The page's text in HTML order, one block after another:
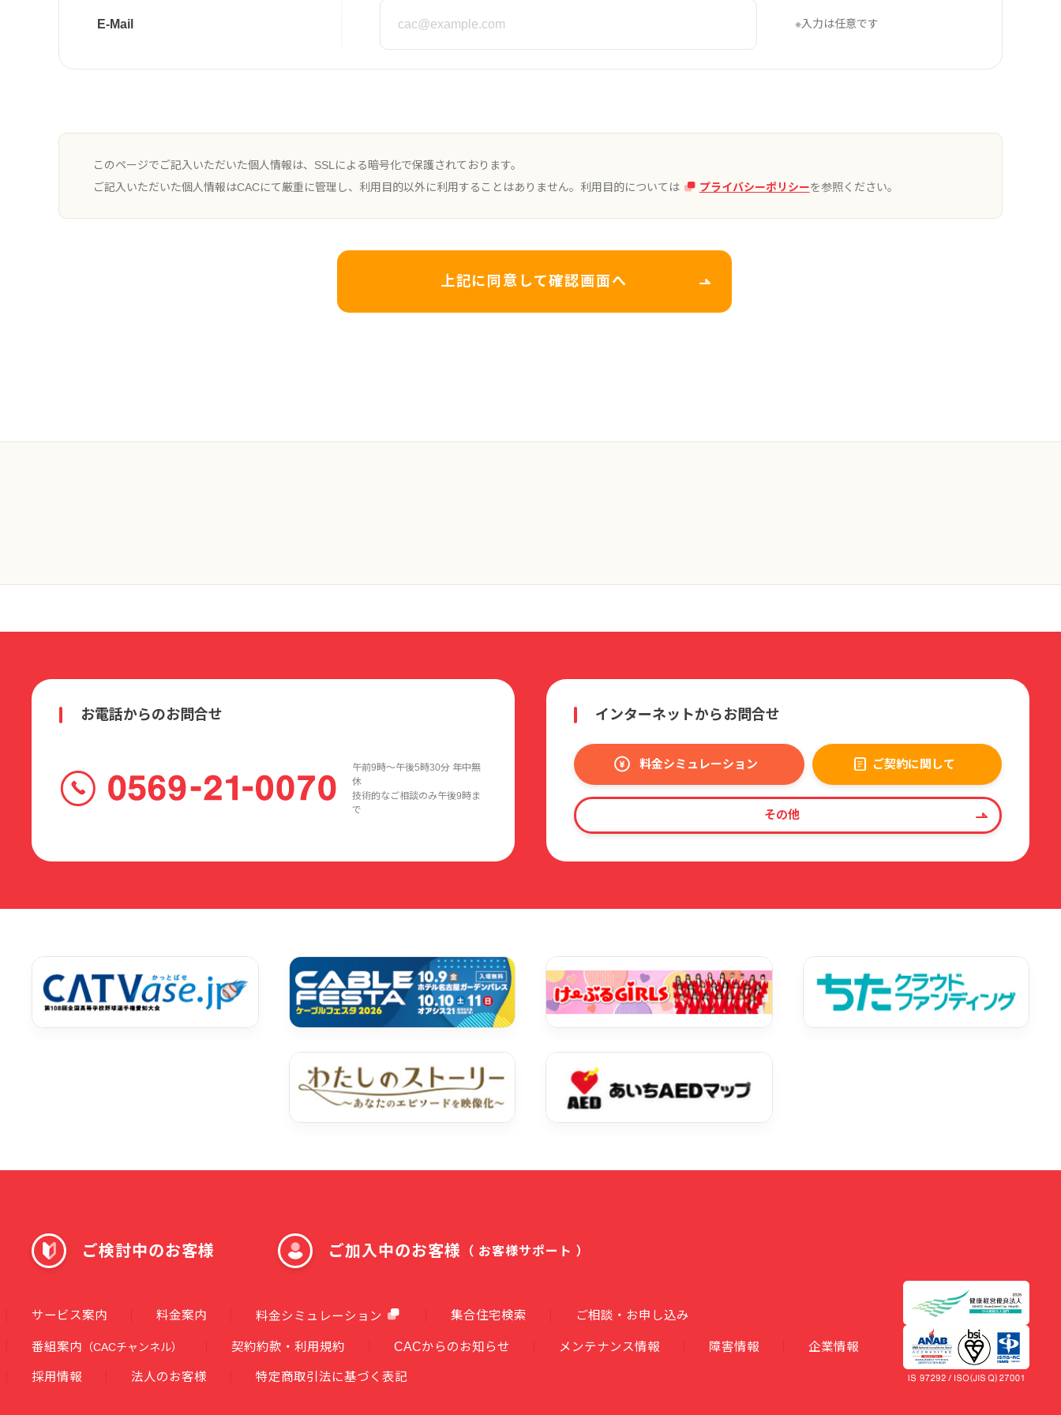
E-Mail ※入力は任意です
このページでご記入いただいた個人情報は、SSLによる暗号化で保護されております。
ご記入いただいた個人情報はCACにて厳重に管理し、利用目的以外に利用することはありません。利用目的については
プライバシーポリシーを参照ください。
上記に同意して確認画面へ
お電話からのお問合せ
午前9時〜午後5時30分 年中無
休
技術的なご相談のみ午後9時ま
で
インターネットからお問合せ
料金シミュレーション ご契約に関して
その他
ご検討中のお客様 ご加入中のお客様 （ お客様サポート ）
サービス案内 料金案内 料金シミュレーション 集合住宅検索 ご相談・お申し込み
番組案内 （CACチャンネル） 契約約款・利用規約 CACからのお知らせ メンテナンス情報 障害情報 企業情報
採用情報 法人のお客様 特定商取引法に基づく表記